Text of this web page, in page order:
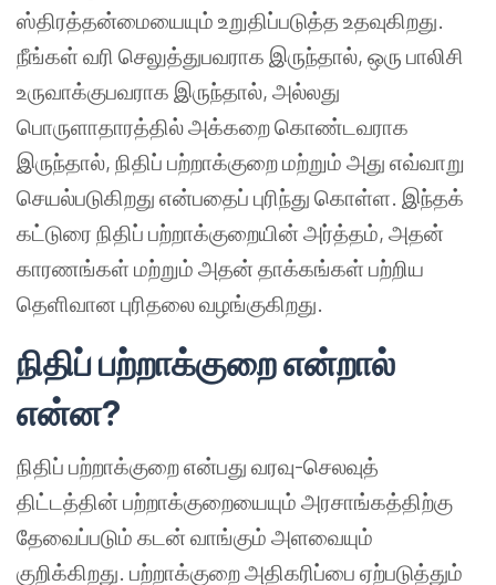
ஸ்திரத்தன்மையையும் உறுதிப்படுத்த உதவுகிறது.
நீங்கள் வரி செலுத்துபவராக இருந்தால், ஒரு பாலிசி
உருவாக்குபவராக இருந்தால், அல்லது
பொருளாதாரத்தில் அக்கறை கொண்டவராக
இருந்தால், நிதிப் பற்றாக்குறை மற்றும் அது எவ்வாறு
செயல்படுகிறது என்பதைப் புரிந்து கொள்ள. இந்தக்
கட்டுரை நிதிப் பற்றாக்குறையின் அர்த்தம், அதன்
காரணங்கள் மற்றும் அதன் தாக்கங்கள் பற்றிய
தெளிவான புரிதலை வழங்குகிறது.
நிதிப் பற்றாக்குறை என்றால்
என்ன?
நிதிப் பற்றாக்குறை என்பது வரவு-செலவுத்
திட்டத்தின் பற்றாக்குறையையும் அரசாங்கத்திற்கு
தேவைப்படும் கடன் வாங்கும் அளவையும்
குறிக்கிறது. பற்றாக்குறை அதிகரிப்பை ஏற்படுத்தும்